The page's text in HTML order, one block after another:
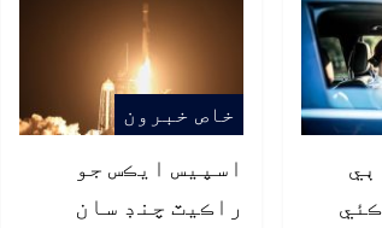
خاص خبرون
اسپيس ايڪس جو
راڪيٽ چنڊ سان